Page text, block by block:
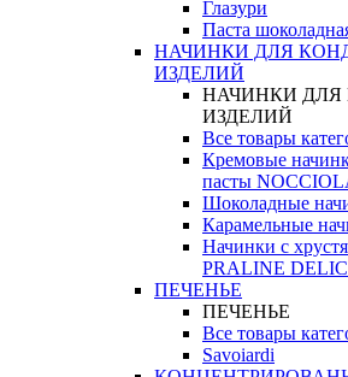
Глазури
Паста
НАЧИНКИ ДЛЯ
ИЗДЕЛИЙ
НАЧИНКИ ДЛЯ
ИЗДЕЛИЙ
Все товары
Кремовые
пасты
Шоколадные
Карамельные
Начинки с
PRALINE
ПЕЧЕНЬЕ
ПЕЧЕНЬЕ
Все товары
Savoiardi